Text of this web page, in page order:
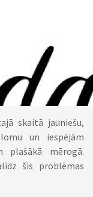
skaitā jauniešu,
un iespējām
plašākā mērogā.
šīs problēmas